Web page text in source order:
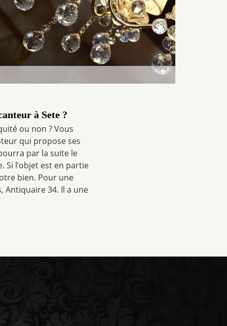
à Sete ?
ou non ? Vous
qui propose ses
par la suite le
Si l’objet est en partie
bien. Pour une
Antiquaire 34. Il a une